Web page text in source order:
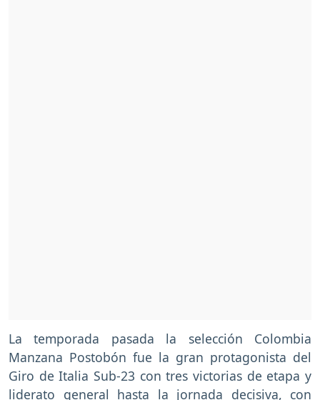
La temporada pasada la selección Colombia
Manzana Postobón fue la gran protagonista del
Giro de Italia Sub-23 con tres victorias de etapa y
liderato general hasta la jornada decisiva, con